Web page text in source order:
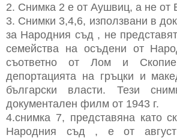
2. Снимка 2 е от Аушвиц, а не от
3. Снимки 3,4,6, използвани в
за Народния съд , не
семейства на осъдени от
съответно от Лом и
депортацията на гръцки и
български власти. Тези
документален филм от 1943 г.
4.снимка 7, представяна като
Народния съд , е от